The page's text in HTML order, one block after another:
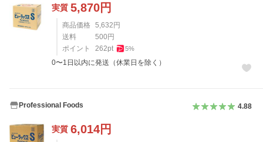
実質 5,870円
商品価格 5,632 円
送料
500 円
ポイント
262pt 5%
0〜1日以内に発送（休業日を除く）
Professional Foods 4.88
実質 6,014円